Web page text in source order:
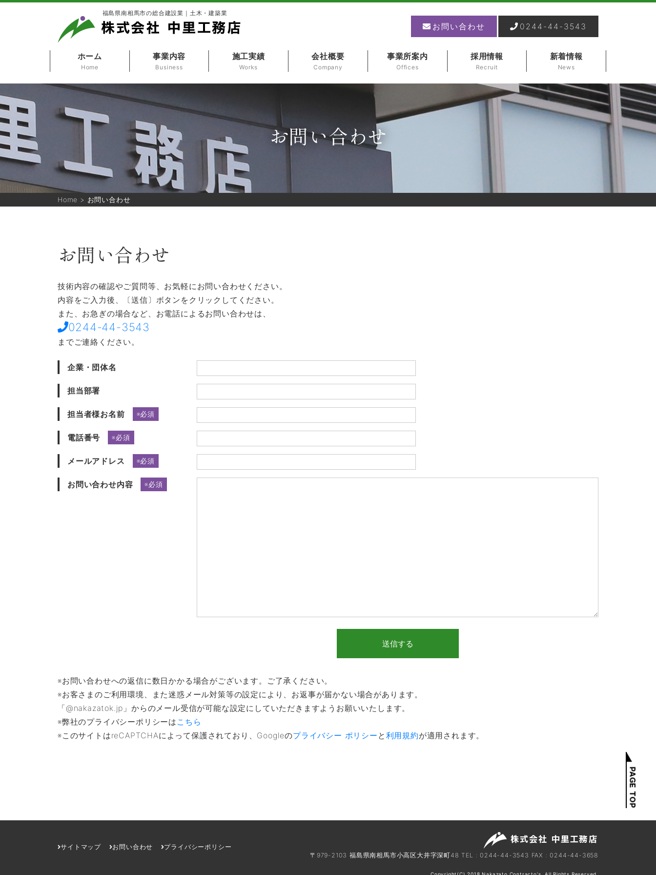
福島県南相馬市の総合建設業｜土木・建築業
お問い合わせ 0244-44-3543
ホーム
Home
事業内容
Business
施工実績
Works
会社概要
Company
事業所案内
Offices
採用情報
Recruit
新着情報
News
お問い合わせ
Home > お問い合わせ
お問い合わせ
技術内容の確認やご質問等、お気軽にお問い合わせください。
内容をご入力後、〔送信〕ボタンをクリックしてください。
また、お急ぎの場合など、お電話によるお問い合わせは、
0244-44-3543
までご連絡ください。
企業・団体名
担当部署
担当者様お名前 ※必須
電話番号 ※必須
メールアドレス ※必須
お問い合わせ内容 ※必須
※お問い合わせへの返信に数日かかる場合がございます。ご了承ください。
※お客さまのご利用環境、また迷惑メール対策等の設定により、お返事が届かない場合があります。
「@nakazatok.jp」からのメール受信が可能な設定にしていただきますようお願いいたします。
※弊社のプライバシーポリシーは こちら
※このサイトはreCAPTCHAによって保護されており、Googleのプライバシー ポリシー と 利用規約が適用されます。
サイトマップ お問い合わせ
プライバシーポリシー
〒979-2103 福島県南相馬市小高区大井字深町48 TEL : 0244-44-3543 FAX : 0244-44-3658